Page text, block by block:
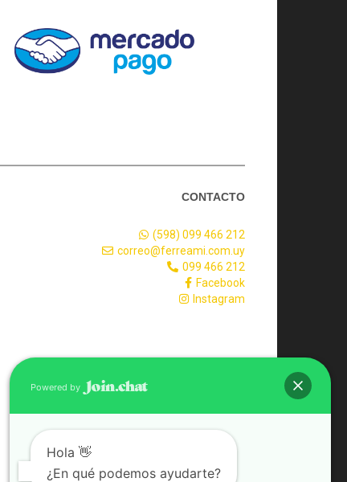
CONTACTO
(598) 099 466 212
correo@ferreami.com.uy
099 466 212
Facebook
Instagram
Powered by
Hola 👋
¿En qué podemos ayudarte?